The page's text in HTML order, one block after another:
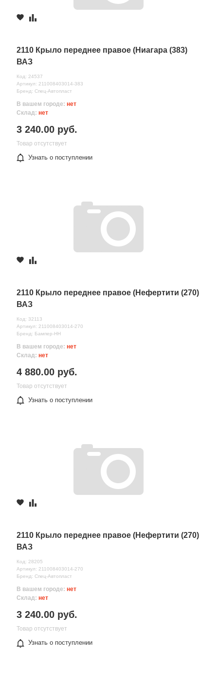
2110 Крыло переднее правое (Ниагара (383)
ВАЗ
Код: 24537
Артикул: 211008403014-383
Бренд: Спец-Автопласт
В вашем городе: нет
Склад: нет
3 240.00 руб.
Товар отсутствует
Узнать о поступлении
2110 Крыло переднее правое (Нефертити (270)
ВАЗ
Код: 32113
Артикул: 211008403014-270
Бренд: Бампер-НН
В вашем городе: нет
Склад: нет
4 880.00 руб.
Товар отсутствует
Узнать о поступлении
2110 Крыло переднее правое (Нефертити (270)
ВАЗ
Код: 28205
Артикул: 211008403014-270
Бренд: Спец-Автопласт
В вашем городе: нет
Склад: нет
3 240.00 руб.
Товар отсутствует
Узнать о поступлении